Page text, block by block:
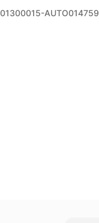
AUTO014759